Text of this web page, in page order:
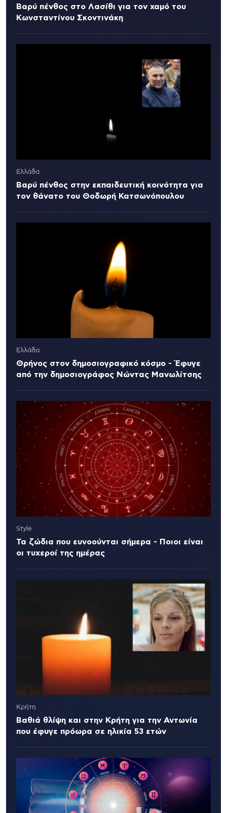
Βαρύ πένθος στο Λασίθι για τον χαμό του
Κωνσταντίνου Σκοντινάκη
Ελλάδα
Βαρύ πένθος στην εκπαιδευτική κοινότητα για
τον θάνατο του Θοδωρή Κατσωνόπουλου
Ελλάδα
Θρήνος στον δημοσιογραφικό κόσμο - Έφυγε
από την δημοσιογράφος Νώντας Μανωλίτσης
Style
Τα ζώδια που ευνοούνται σήμερα - Ποιοι είναι
οι τυχεροί της ημέρας
Κρήτη
Βαθιά θλίψη και στην Κρήτη για την Αντωνία
που έφυγε πρόωρα σε ηλικία 53 ετών